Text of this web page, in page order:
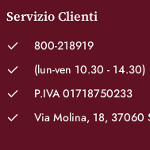
Servizio Clienti
800-218919
(lun-ven 10.30 - 14.30)
P.IVA 01718750233
Via Molina, 18, 37060